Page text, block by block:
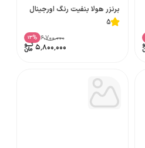
برنزر هولا بنفیت رنگ اورجینال
5
۶٬۷۰۰٬۰۰۰ %
13
۵٬۸۰۰٬۰۰۰